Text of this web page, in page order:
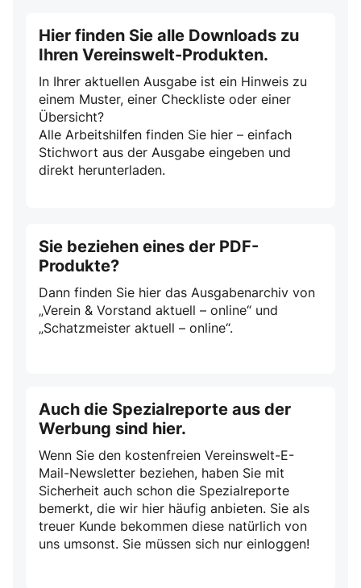
Hier finden Sie alle Downloads zu
Ihren Vereinswelt-Produkten.
In Ihrer aktuellen Ausgabe ist ein Hinweis zu
einem Muster, einer Checkliste oder einer
Übersicht?
Alle Arbeitshilfen finden Sie hier – einfach
Stichwort aus der Ausgabe eingeben und
direkt herunterladen.
Sie beziehen eines der PDF-
Produkte?
Dann finden Sie hier das Ausgabenarchiv von
„Verein & Vorstand aktuell – online“ und
„Schatzmeister aktuell – online“.
Auch die Spezialreporte aus der
Werbung sind hier.
Wenn Sie den kostenfreien Vereinswelt-E-
Mail-Newsletter beziehen, haben Sie mit
Sicherheit auch schon die Spezialreporte
bemerkt, die wir hier häufig anbieten. Sie als
treuer Kunde bekommen diese natürlich von
uns umsonst. Sie müssen sich nur einloggen!